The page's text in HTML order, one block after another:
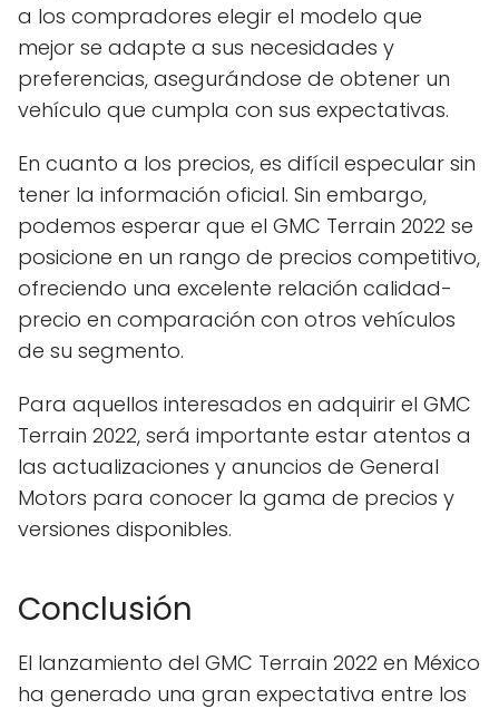
a los compradores elegir el modelo que
mejor se adapte a sus necesidades y
preferencias, asegurándose de obtener un
vehículo que cumpla con sus expectativas.
En cuanto a los precios, es difícil especular sin
tener la información oficial. Sin embargo,
podemos esperar que el GMC Terrain 2022 se
posicione en un rango de precios competitivo,
ofreciendo una excelente relación calidad-
precio en comparación con otros vehículos
de su segmento.
Para aquellos interesados en adquirir el GMC
Terrain 2022, será importante estar atentos a
las actualizaciones y anuncios de General
Motors para conocer la gama de precios y
versiones disponibles.
Conclusión
El lanzamiento del GMC Terrain 2022 en México
ha generado una gran expectativa entre los